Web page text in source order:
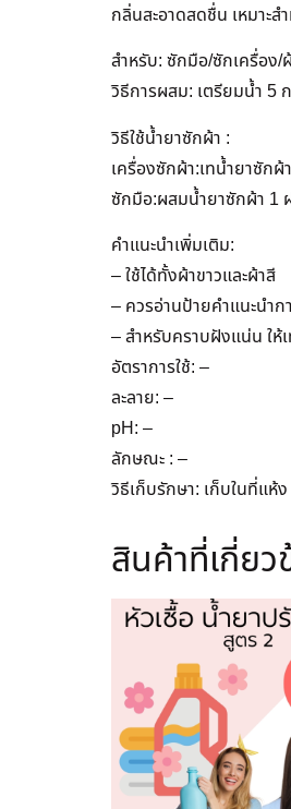
กลิ่นสะอาดสดชื่น เหมาะ
สำหรับ: ซักมือ/ซักเครื่อง/
วิธีการผสม: เตรียมน้ำ 5
วิธีใช้น้ำยาซักผ้า :
เครื่องซักผ้า:เทน้ำยาซัก
ซักมือ:ผสมน้ำยาซักผ้า 1
คำแนะนำเพิ่มเติม:
– ใช้ได้ทั้งผ้าขาวและผ้าสี
– ควรอ่านป้ายคำแนะนำ
– สำหรับคราบฝังแน่น ให้
อัตราการใช้: –
ละลาย: –
pH: –
ลักษณะ : –
วิธีเก็บรักษา: เก็บในที่แ
สินค้าที่เกี่ยว